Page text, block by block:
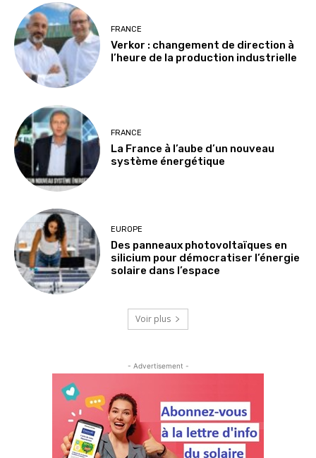
FRANCE
Verkor : changement de direction à
l’heure de la production industrielle
FRANCE
La France à l’aube d’un nouveau
système énergétique
EUROPE
Des panneaux photovoltaïques en
silicium pour démocratiser l’énergie
solaire dans l’espace
Voir plus
- Advertisement -